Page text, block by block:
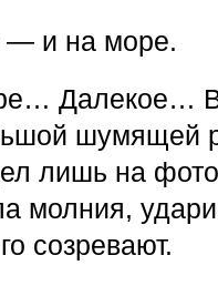
— и на море.
Далекое…
шумящей
лишь на
молния,
созревают.